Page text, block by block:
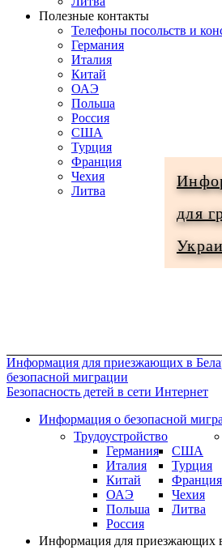
Полезные контакты
Телефоны посольств и
Германия
Италия
Китай
ОАЭ
Польша
Россия
США
Турция
Франция
Чехия
Литва
для
Информация для приезжающих в
безопасной миграции
Безопасность детей в сети Интернет
Информация о безопасной
Трудоустройство
Германия
Италия
Китай
ОАЭ
Польша
Россия
США
Турция
Франция
Чехия
Литва
Информация для приезжающих